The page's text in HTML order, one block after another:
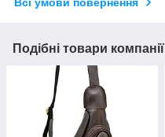
Всі умови повернення
Подібні товари компанії